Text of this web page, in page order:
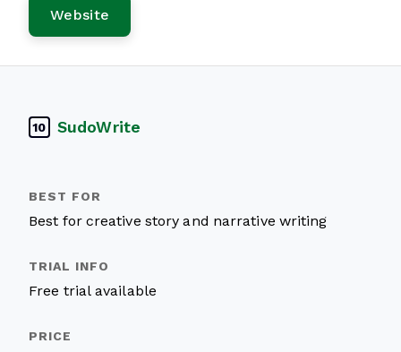
Website
10 SudoWrite
Best for creative story and narrative writing
Free trial available